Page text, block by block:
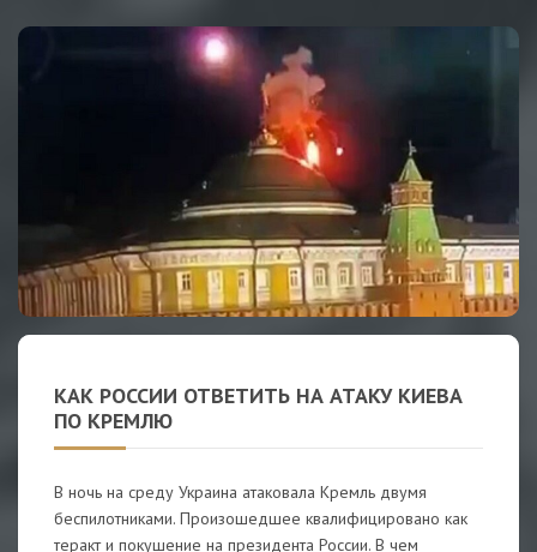
КАК РОССИИ ОТВЕТИТЬ НА АТАКУ КИЕВА
ПО КРЕМЛЮ
В ночь на среду Украина атаковала Кремль двумя
беспилотниками. Произошедшее квалифицировано как
теракт и покушение на президента России. В чем